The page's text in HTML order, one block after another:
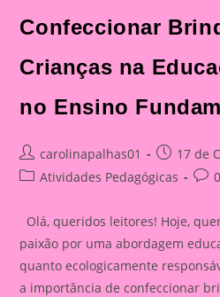
Confeccionar
Crianças na
no Ensino
Post
author:
carolinapalhas01
Post
published:
17 de
PostAtividades Pedagógicas
Post
Olá, queridos leitores! Hoje,
paixão por uma abordagem
quanto ecologicamente
a importância de confeccionar